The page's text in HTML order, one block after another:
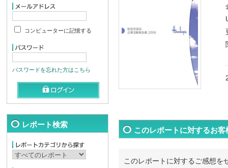
コンピューターに記憶する
パスワードを忘れた方はこちら
レポート検索
このレポートに対するお客
このレポートに対するご感想を